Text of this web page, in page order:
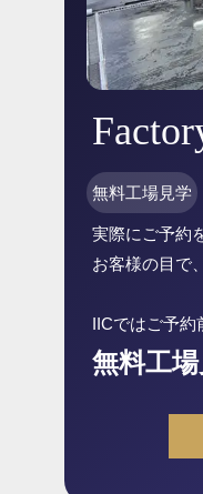
無料工場見学
実際にご予約
お客様の目で
IICではご予約
無料工